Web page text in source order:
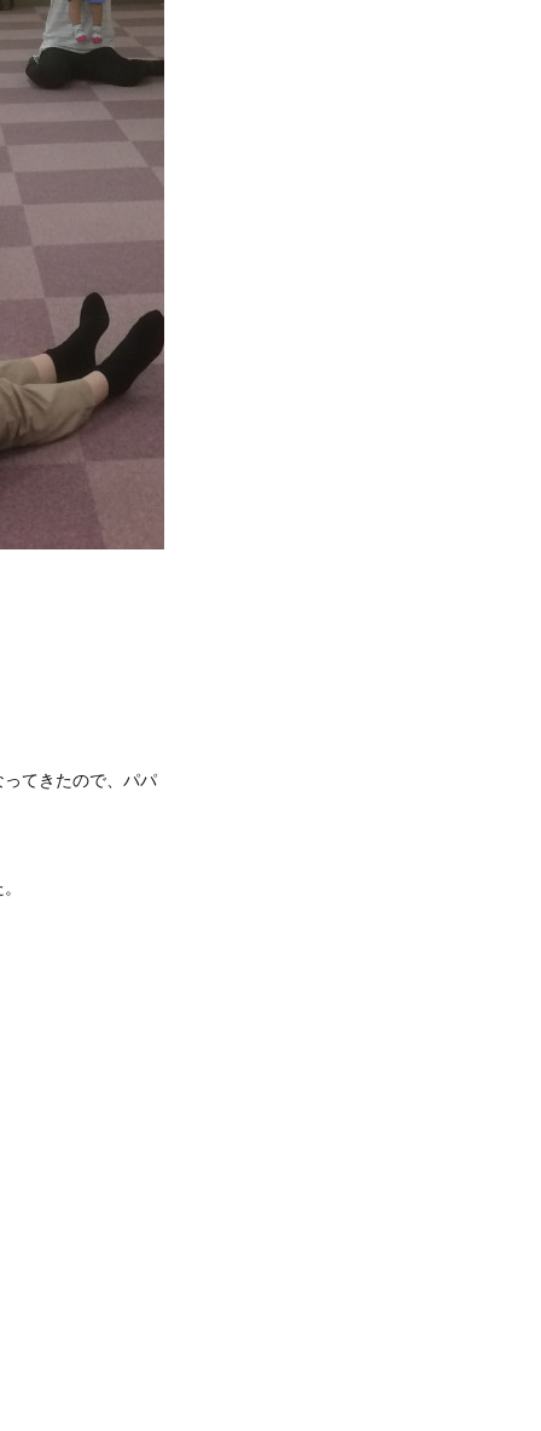
てきたので、パパ